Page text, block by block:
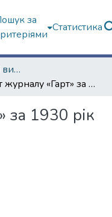
за
Статистика
Харківські періодичні видання
Зміст журналу «Гарт» за 1930 рік
за 1930 рік